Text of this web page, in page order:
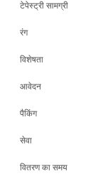
टेपेस्ट्री सामग्री
रंग
विशेषता
आवेदन
पैकिंग
सेवा
वितरण का समय